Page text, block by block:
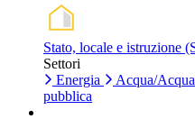
Stato, locale e istruzione
Settori
Energia
Acqua/
pubblica